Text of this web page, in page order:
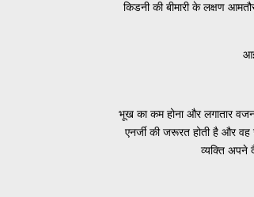
किडनी की बीमारी के लक्षण
भूख का कम होना और लगातार वजन
एनर्जी की जरूरत होती है और
व्यक्ति अपने